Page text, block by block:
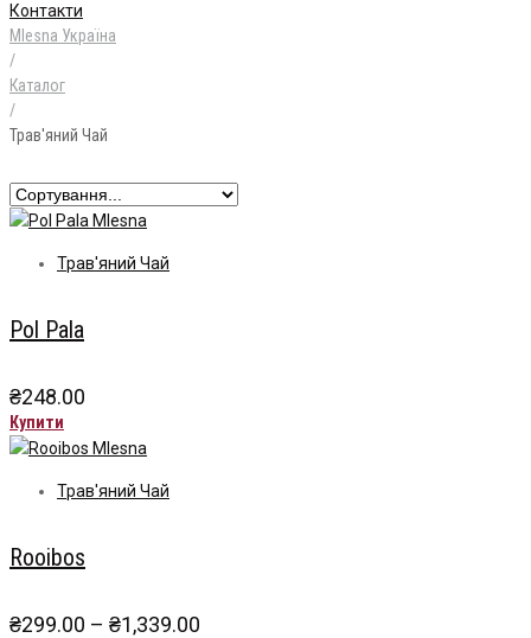
Контакти
Mlesna Україна
/
Каталог
/
Трав'яний Чай
Трав'яний Чай
Pol Pala
₴248.00
Купити
Трав'яний Чай
Rooibos
₴299.00 – ₴1,339.00